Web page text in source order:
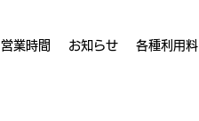
営業時間 お知らせ 各種利用料